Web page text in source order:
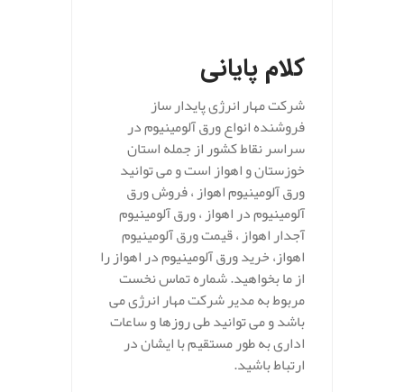
کلام پایانی
شرکت مهار انرژی پایدار ساز
فروشنده انواع ورق آلومینیوم در
سراسر نقاط کشور از جمله استان
خوزستان و اهواز است و می توانید
ورق آلومینیوم اهواز ، فروش ورق
آلومینیوم در اهواز ، ورق آلومینیوم
آجدار اهواز ، قیمت ورق آلومینیوم
اهواز، خرید ورق آلومینیوم در اهواز را
از ما بخواهید. شماره تماس نخست
مربوط به مدیر شرکت مهار انرژی می
باشد و می توانید طی روزها و ساعات
اداری به طور مستقیم با ایشان در
ارتباط باشید.